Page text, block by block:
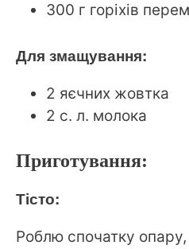
300 г горіхів
Для змащування:
2 яєчних жовтка
2 с. л. молока
Приготування:
Тісто:
Роблю спочатку